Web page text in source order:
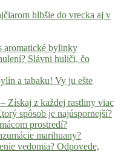
hlbšie do vrecka aj v
aromatické bylinky
Slávni huliči, čo
a tabaku! Vy ju ešte
Získaj z každej rastliny viac
spôsob je najúspornejší?
prostredí?
marihuany?
vedomia? Odpovede,